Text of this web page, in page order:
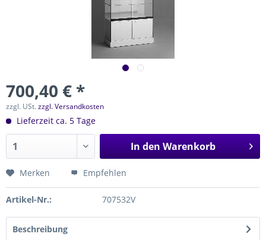
700,40 € *
zzgl. USt.zzgl. Versandkosten
Lieferzeit ca. 5 Tage
In den Warenkorb
Merken Empfehlen
Artikel-Nr.: 707532V
Beschreibung